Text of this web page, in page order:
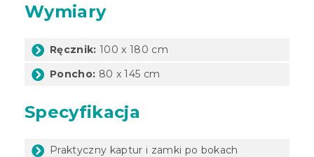
Wymiary
Ręcznik: 100 x 180 cm
Poncho: 80 x 145 cm
Specyfikacja
Praktyczny kaptur i zamki po bokach